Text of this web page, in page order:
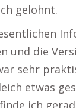
gelohnt.
und die
sehr
etwas
ich